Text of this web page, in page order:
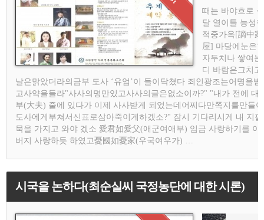
때는 바야흐로 섣
달 열이틀 능성현
적중가옥[謫中家
屋] 마당에눈은
자두치나 쌓여는
디 바람은그치고
날은맑았더라의금부 도사 ‘유엄’이 들이닥쳤다 죄인광조는어명을받
고사약을들라"사사의명만있고사사의글은없소이까?" "내가 전에 대
부(大夫) 줄에 있다가 이제 사사받게 되었는데어찌다만쪽지를만들어
도사에게부쳐서신표로삼아죽이게하겠소?" 잠시 기다리시게 내 지필
묵을 가지고 와야 겠소 愛君如愛父(애군여애부) 임금 사랑하기를 아
버지 사랑하듯 하였고憂國如憂家(우국여우가) …
시국을 논하다(최순실씨 국정농단에 대한 시론)